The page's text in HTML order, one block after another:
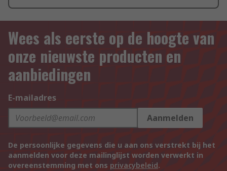
Wees als eerste op de hoogte van
onze nieuwste producten en
aanbiedingen
E-mailadres
Aanmelden
De persoonlijke gegevens die u aan ons verstrekt bij het
aanmelden voor deze mailinglijst worden verwerkt in
overeenstemming met ons privacybeleid.